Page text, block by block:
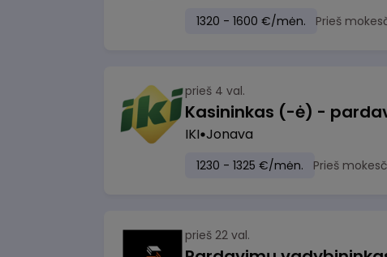
1320 - 1600 €/mėn. Prieš
prieš 4 val.
IKI Jonava
1230 - 1325 €/mėn. Prieš
prieš 22 val.